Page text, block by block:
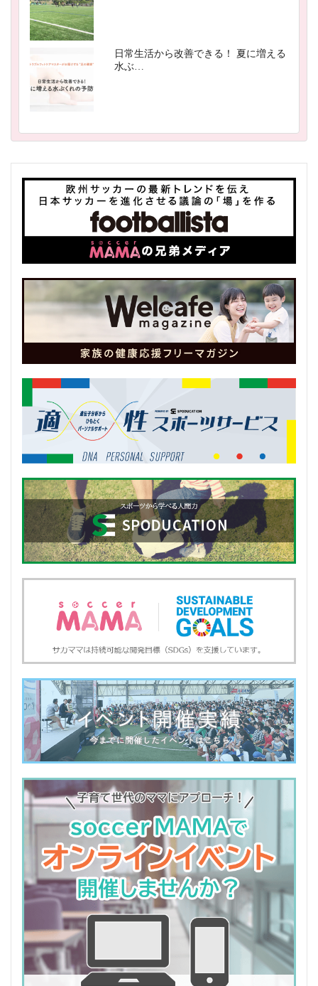
日常生活から改善できる！ 夏に増える
水ぶ…